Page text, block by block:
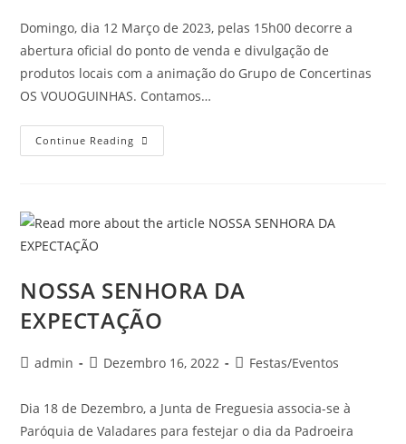
Domingo, dia 12 Março de 2023, pelas 15h00 decorre a
abertura oficial do ponto de venda e divulgação de
produtos locais com a animação do Grupo de Concertinas
OS VOUOGUINHAS. Contamos…
Continue Reading
NOSSA SENHORA DA
EXPECTAÇÃO
admin Dezembro 16, 2022 Festas/Eventos
Dia 18 de Dezembro, a Junta de Freguesia associa-se à
Paróquia de Valadares para festejar o dia da Padroeira